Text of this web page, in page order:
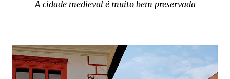
A cidade medieval é muito bem preservada